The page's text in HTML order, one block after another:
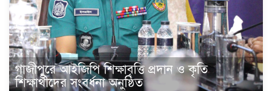
গাজীপুরে আইজিপি শিক্ষাবৃত্তি প্রদান ও কৃতি
শিক্ষার্থীদের সংবর্ধনা অনুষ্ঠিত